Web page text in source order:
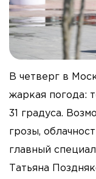
В четверг в
жаркая погода:
31 градуса.
грозы,
главный
Татьяна